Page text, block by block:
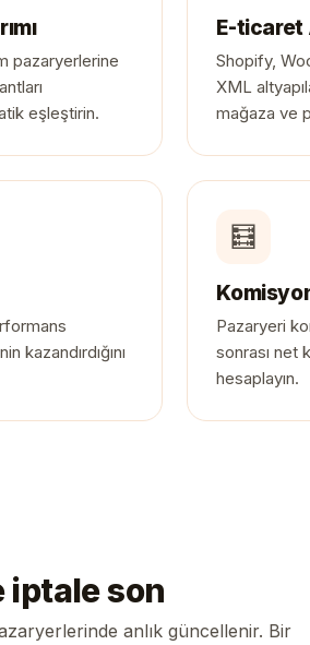
pazaryerlerine
eşleştirin.
E-ticaret
Shopify,
XML
mağaza ve
kazandırdığını
🧮
Pazaryeri
sonrası net
hesaplayın.
iptale son
anlık güncellenir. Bir